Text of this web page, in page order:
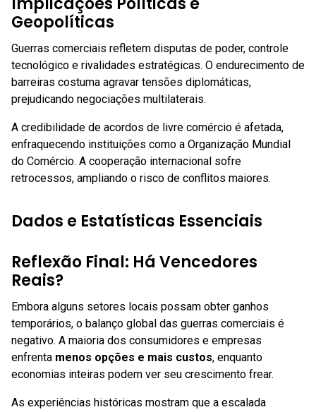
Geopolíticas
Guerras comerciais refletem disputas de poder, controle
tecnológico e rivalidades estratégicas. O endurecimento de
barreiras costuma agravar tensões diplomáticas,
prejudicando negociações multilaterais.
A credibilidade de acordos de livre comércio é afetada,
enfraquecendo instituições como a Organização Mundial
do Comércio. A cooperação internacional sofre
retrocessos, ampliando o risco de conflitos maiores.
Dados e Estatísticas Essenciais
Reflexão Final: Há Vencedores
Reais?
Embora alguns setores locais possam obter ganhos
temporários, o balanço global das guerras comerciais é
negativo. A maioria dos consumidores e empresas
enfrenta menos opções e mais custos, enquanto
economias inteiras podem ver seu crescimento frear.
As experiências históricas mostram que a escalada